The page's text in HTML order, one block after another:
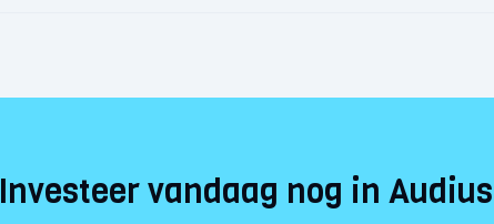
Investeer vandaag nog in Audius